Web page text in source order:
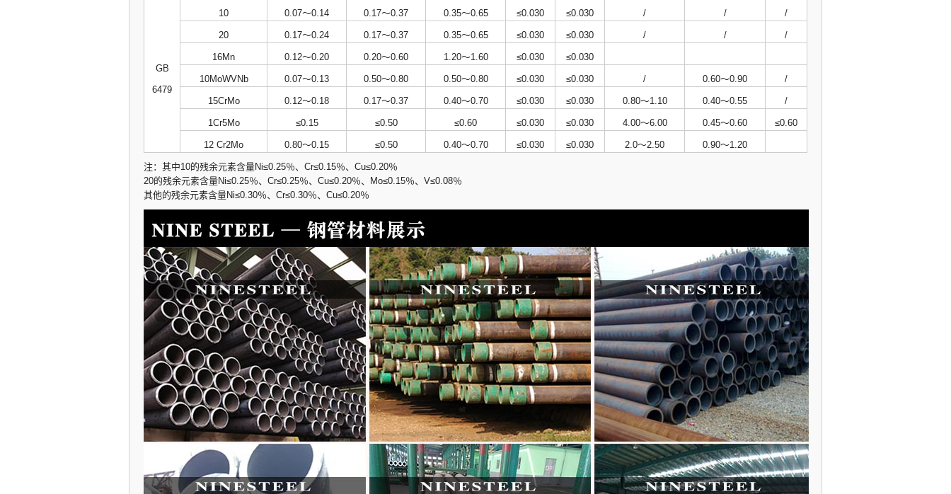
GB
6479
10 0.07～0.14 0.17～0.37 0.35～0.65 ≤0.030 ≤0.030 / / /
20 0.17～0.24 0.17～0.37 0.35～0.65 ≤0.030 ≤0.030 / / /
16Mn 0.12～0.20 0.20～0.60 1.20～1.60 ≤0.030 ≤0.030
10MoWVNb 0.07～0.13 0.50～0.80 0.50～0.80 ≤0.030 ≤0.030 / 0.60～0.90 /
15CrMo 0.12～0.18 0.17～0.37 0.40～0.70 ≤0.030 ≤0.030 0.80～1.10 0.40～0.55 /
1Cr5Mo ≤0.15 ≤0.50 ≤0.60 ≤0.030 ≤0.030 4.00～6.00 0.45～0.60 ≤0.60
12 Cr2Mo 0.80～0.15 ≤0.50 0.40～0.70 ≤0.030 ≤0.030 2.0～2.50 0.90～1.20
注：其中10的残余元素含量Ni≤0.25％、Cr≤0.15％、Cu≤0.20％
20的残余元素含量Ni≤0.25％、Cr≤0.25％、Cu≤0.20％、Mo≤0.15％、V≤0.08％
其他的残余元素含量Ni≤0.30％、Cr≤0.30％、Cu≤0.20％